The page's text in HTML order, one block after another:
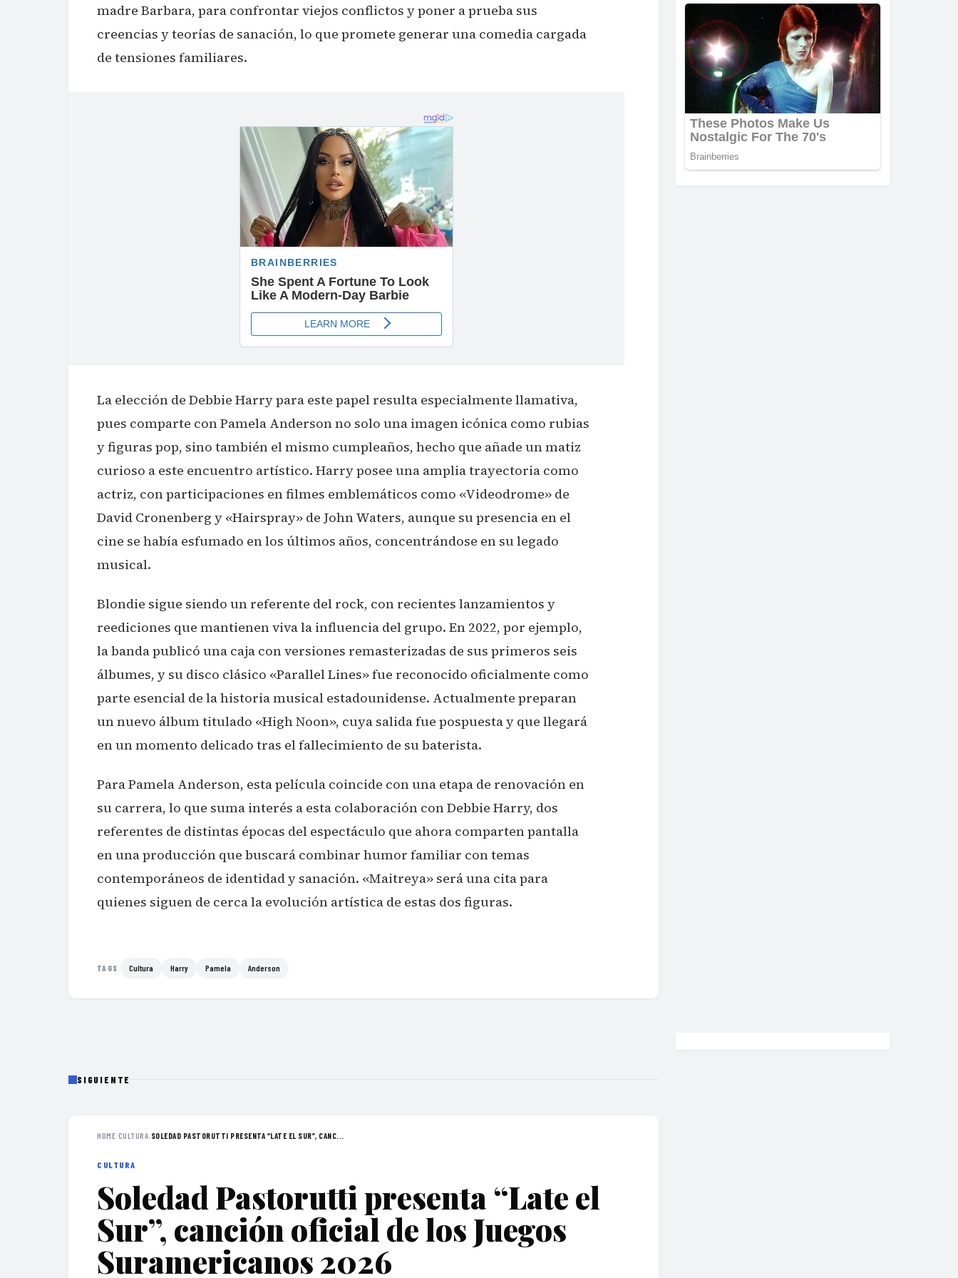
madre Barbara, para confrontar viejos conflictos y poner a prueba sus
creencias y teorías de sanación, lo que promete generar una comedia cargada
de tensiones familiares.
La elección de Debbie Harry para este papel resulta especialmente llamativa,
pues comparte con Pamela Anderson no solo una imagen icónica como rubias
y figuras pop, sino también el mismo cumpleaños, hecho que añade un matiz
curioso a este encuentro artístico. Harry posee una amplia trayectoria como
actriz, con participaciones en filmes emblemáticos como «Videodrome» de
David Cronenberg y «Hairspray» de John Waters, aunque su presencia en el
cine se había esfumado en los últimos años, concentrándose en su legado
musical.
Blondie sigue siendo un referente del rock, con recientes lanzamientos y
reediciones que mantienen viva la influencia del grupo. En 2022, por ejemplo,
la banda publicó una caja con versiones remasterizadas de sus primeros seis
álbumes, y su disco clásico «Parallel Lines» fue reconocido oficialmente como
parte esencial de la historia musical estadounidense. Actualmente preparan
un nuevo álbum titulado «High Noon», cuya salida fue pospuesta y que llegará
en un momento delicado tras el fallecimiento de su baterista.
Para Pamela Anderson, esta película coincide con una etapa de renovación en
su carrera, lo que suma interés a esta colaboración con Debbie Harry, dos
referentes de distintas épocas del espectáculo que ahora comparten pantalla
en una producción que buscará combinar humor familiar con temas
contemporáneos de identidad y sanación. «Maitreya» será una cita para
quienes siguen de cerca la evolución artística de estas dos figuras.
TAGS Cultura Harry Pamela Anderson
SIGUIENTE
HOME›CULTURA› SOLEDAD PASTORUTTI PRESENTA “LATE EL SUR”, CANC...
CULTURA
Soledad Pastorutti presenta “Late el
Sur”, canción oficial de los Juegos
Suramericanos 2026